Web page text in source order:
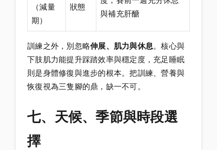
（減量
期）
狀態
與補充肝醣
訓練之外，別忽略伸展、肌力與休息。核心與
下肢肌力能提升踩踏效率與穩定度，充足睡眠
則是身體修復與進步的根本。把訓練、營養與
恢復視為三隻腳的鼎，缺一不可。
七、天候、季節與時段選
擇